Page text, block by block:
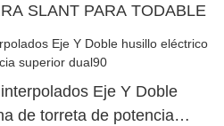
SLANT PARA TODABLE
Eje Y Doble
de torreta de potencia